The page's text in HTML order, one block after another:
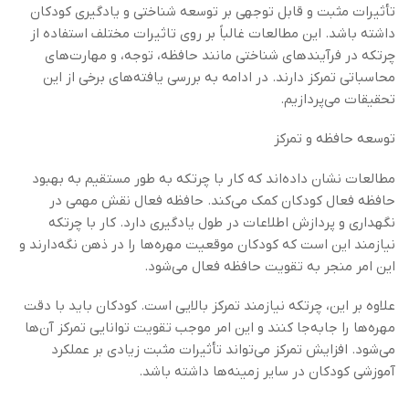
تأثیرات مثبت و قابل توجهی بر توسعه شناختی و یادگیری کودکان
داشته باشد. این مطالعات غالباً بر روی تاثیرات مختلف استفاده از
چرتکه در فرآیندهای شناختی مانند حافظه، توجه، و مهارت‌های
محاسباتی تمرکز دارند. در ادامه به بررسی یافته‌های برخی از این
تحقیقات می‌پردازیم.
توسعه حافظه و تمرکز
مطالعات نشان داده‌اند که کار با چرتکه به طور مستقیم به بهبود
حافظه فعال کودکان کمک می‌کند. حافظه فعال نقش مهمی در
نگهداری و پردازش اطلاعات در طول یادگیری دارد. کار با چرتکه
نیازمند این است که کودکان موقعیت مهره‌ها را در ذهن نگه‌دارند و
این امر منجر به تقویت حافظه فعال می‌شود.
علاوه بر این، چرتکه نیازمند تمرکز بالایی است. کودکان باید با دقت
مهره‌ها را جابه‌جا کنند و این امر موجب تقویت توانایی تمرکز آن‌ها
می‌شود. افزایش تمرکز می‌تواند تأثیرات مثبت زیادی بر عملکرد
آموزشی کودکان در سایر زمینه‌ها داشته باشد.